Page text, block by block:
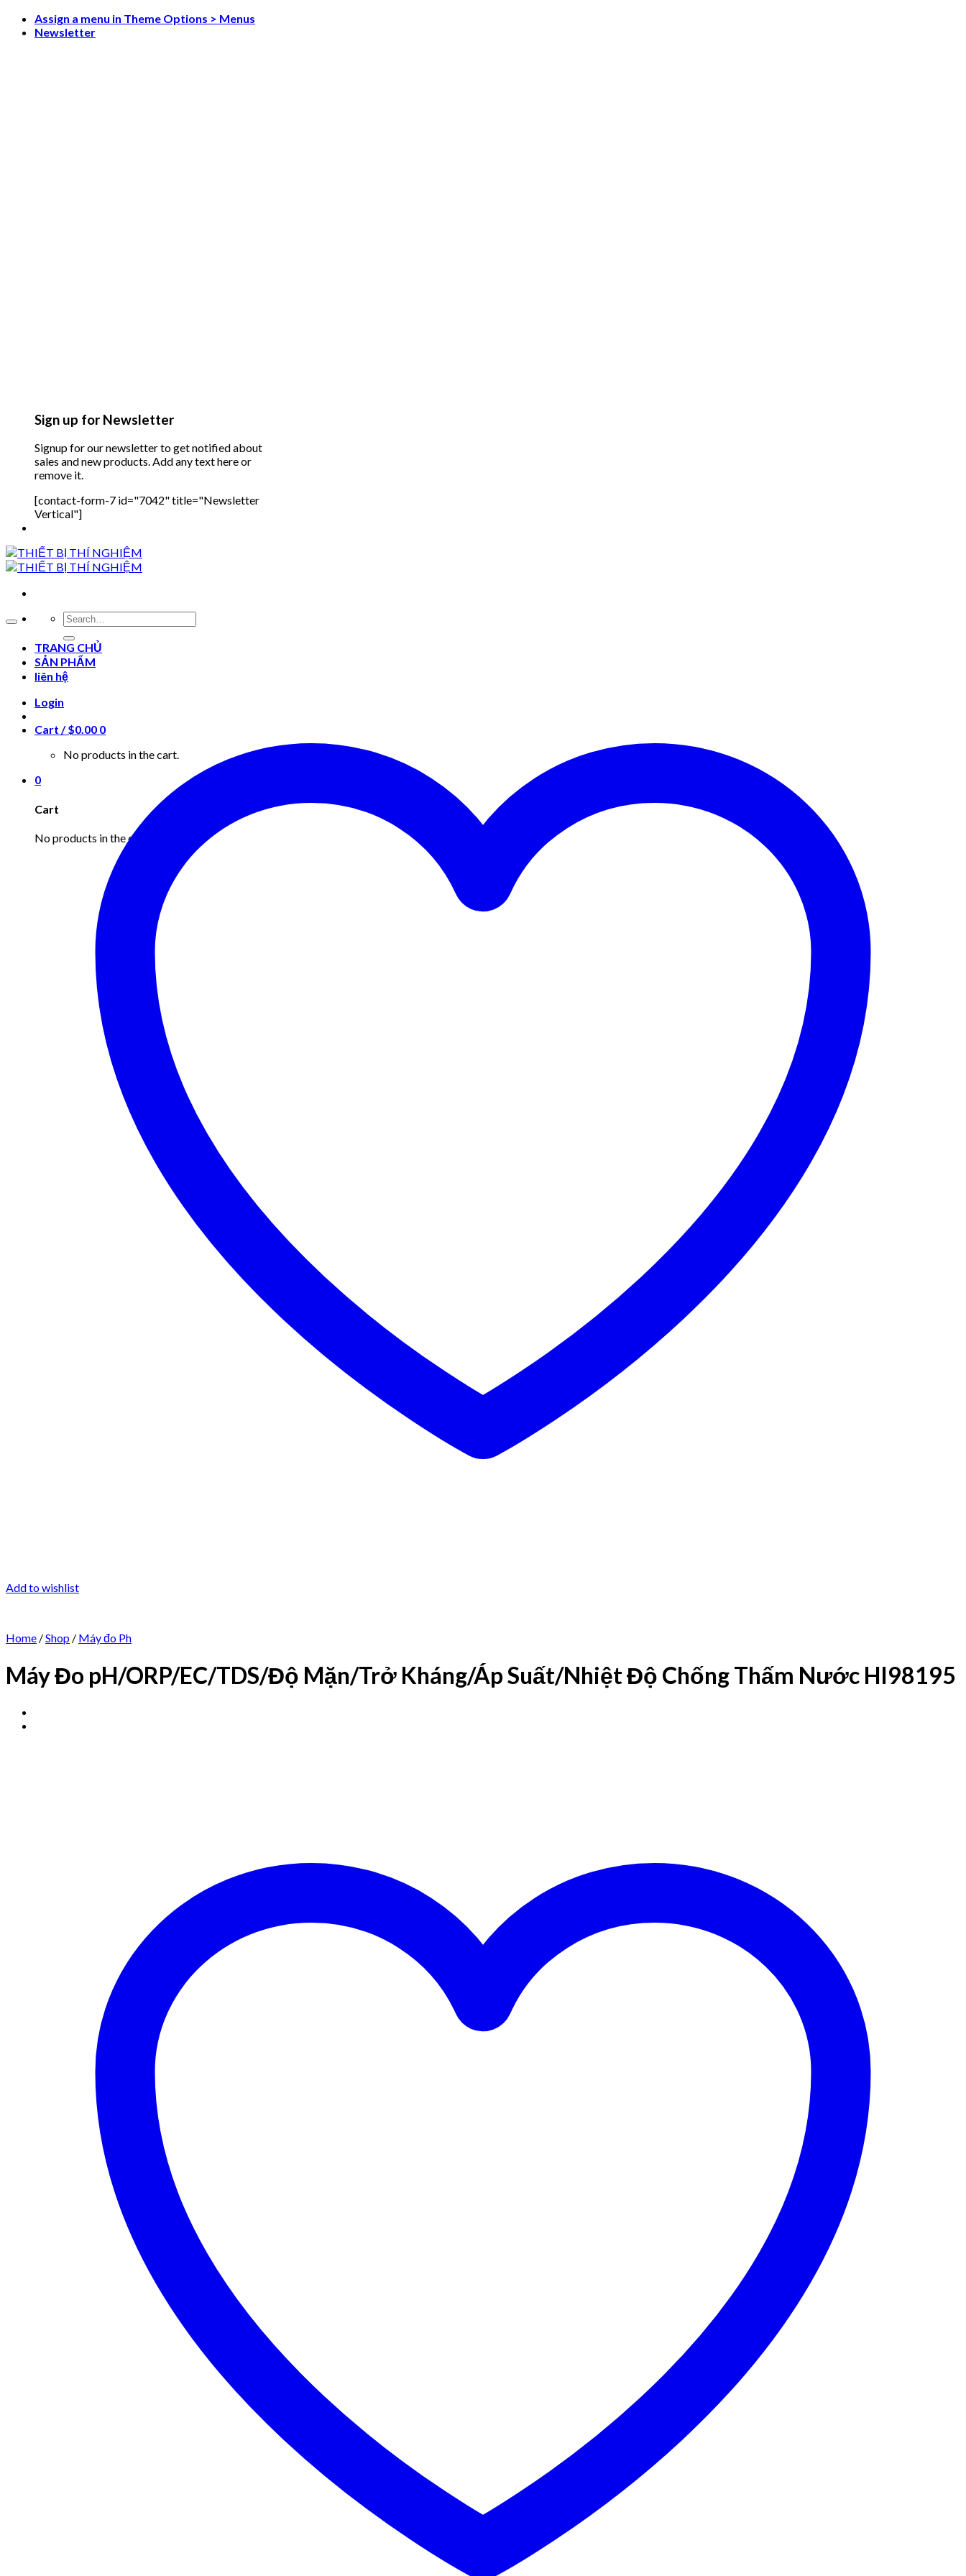
Skip
Assign a menu in Theme Options > Menus
Newsletter
Sign up for Newsletter
Signup for our newsletter to get notified about
sales and new products. Add any text here or
remove it.
[contact-form-7 id="7042" title="Newsletter
Vertical"]
Search
for:
TRANG CHỦ
SẢN PHẨM
liên hệ
Login
Cart /$0.00 0
No products in the cart.
0
Cart
No products in the cart.
Add to wishlist
Home /Shop / Máy đo Ph
Máy Đo pH/ORP/EC/TDS/Độ Mặn/Trở Kháng/Áp Suất/Nhiệt Độ Chống Thấm Nước HI98195